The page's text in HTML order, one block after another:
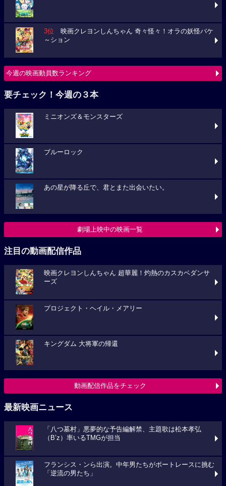
3位 映画クレヨンしんちゃん 奇々怪々！オラの妖怪バケ
～ション
今週の映画動員数ランキング
要チェック！今週の３本
ミニオンズ＆モンスターズ
ブルーロック
あの星が降る丘で、君とまた出会いたい。
劇場上映中の映画一覧
注目の動画配信作品
映画クレヨンしんちゃん 超華麗！灼熱のカスカベダンサ
ーズ
プロジェクト・ヘイル・メアリー
キングダム 大将軍の帰還
動画配信作品をチェック
最新映画ニュース
「八つ墓村」悪夢的な予告編解禁、主題歌は松本孝弘
（B’z）率いるTMGが担当
フランシス・ンら出演。中年男たちがボートレースに挑む
「逆流の男たち」